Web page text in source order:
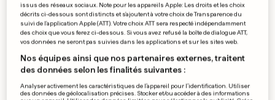
Tous les résultats
par
Agence France-Presse
issus des réseaux sociaux. Note pour les appareils Apple: Les droits et les choix
décrits ci-dessous sont distincts et s'ajoutent à votre choix de Transparence du
suivi de l'application Apple (ATT). Votre choix ATT sera respecté indépendamment
des choix que vous ferez ci-dessous. Si vous avez refusé la boîte de dialogue ATT,
vos données ne seront pas suivies dans les applications et sur les sites web.
Nos équipes ainsi que nos partenaires externes, traitent
des données selon les finalités suivantes :
Analyser activement les caractéristiques de l’appareil pour l’identification. Utiliser
des données de géolocalisation précises. Stocker et/ou accéder à des informations